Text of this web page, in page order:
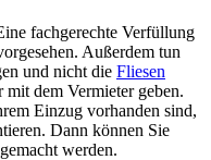
fachgerechte Verfüllung
Außerdem tun
und nicht die Fliesen
mit dem Vermieter geben.
Einzug vorhanden sind,
Dann können Sie
werden.